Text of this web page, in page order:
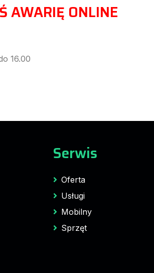
AWARIĘ ONLINE
16.00
Serwis
Oferta
Usługi
Mobilny
Sprzęt